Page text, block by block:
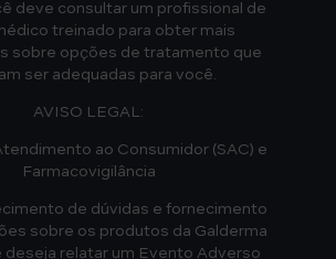
deve consultar um profissional de
treinado para obter mais
sobre opções de tratamento que
ser adequadas para você.
AVISO LEGAL:
ao Consumidor (SAC) e
Farmacovigilância
de dúvidas e fornecimento
sobre os produtos da Galderma
deseja relatar um Evento Adverso